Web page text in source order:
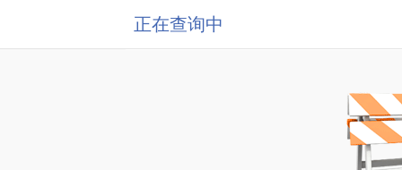
正在查询中